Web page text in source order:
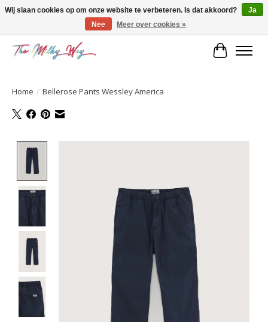
Home / Bellerose Pants Wessley America
Wij slaan cookies op om onze website te verbeteren. Is dat akkoord?
Ja
Nee
Meer over cookies »